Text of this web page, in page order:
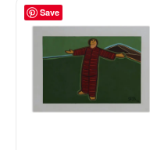
Save